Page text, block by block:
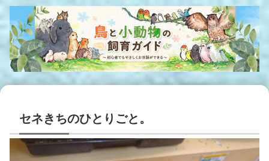
セネきちのひとりごと。